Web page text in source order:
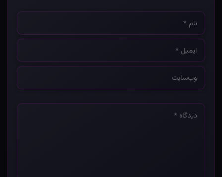
نام
*
ایمیل
*
وب‌سایت
*
دیدگاه